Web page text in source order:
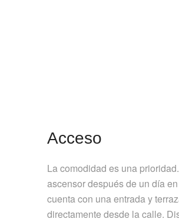
Acceso
La comodidad es una
ascensor después de un día
cuenta con una entrada y
directamente desde la calle.